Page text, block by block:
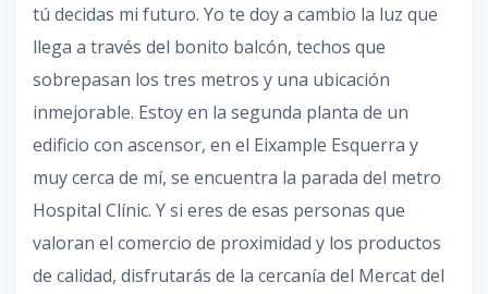
tú decidas mi futuro. Yo te doy a cambio la luz que
llega a través del bonito balcón, techos que
sobrepasan los tres metros y una ubicación
inmejorable. Estoy en la segunda planta de un
edificio con ascensor, en el Eixample Esquerra y
muy cerca de mí, se encuentra la parada del metro
Hospital Clínic. Y si eres de esas personas que
valoran el comercio de proximidad y los productos
de calidad, disfrutarás de la cercanía del Mercat del